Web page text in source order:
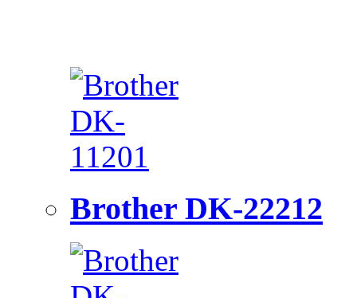
Brother DK-22212